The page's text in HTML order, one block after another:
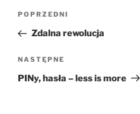
Nawigacja
Poprzedni
wpis
POPRZEDNI
Zdalna rewolucja
Następny
wpis
NASTĘPNE
PINy, hasła – less is more